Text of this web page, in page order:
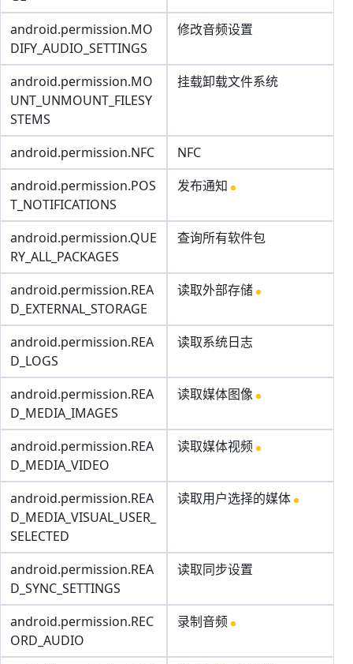
android.permission.MO
DIFY_AUDIO_SETTINGS
修改音频设置
android.permission.MO
UNT_UNMOUNT_FILESY
STEMS
挂载卸载文件系统
android.permission.NFC
NFC
android.permission.POS
T_NOTIFICATIONS
发布通知
android.permission.QUE
RY_ALL_PACKAGES
查询所有软件包
android.permission.REA
D_EXTERNAL_STORAGE
读取外部存储
android.permission.REA
D_LOGS
读取系统日志
android.permission.REA
D_MEDIA_IMAGES
读取媒体图像
android.permission.REA
D_MEDIA_VIDEO
读取媒体视频
android.permission.REA
D_MEDIA_VISUAL_USER_
SELECTED
读取用户选择的媒体
android.permission.REA
D_SYNC_SETTINGS
读取同步设置
android.permission.REC
ORD_AUDIO
录制音频